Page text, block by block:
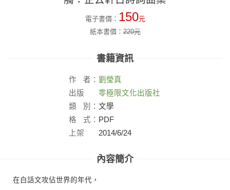
電子書價： 150元
紙本書價：220元
書籍資訊
作 者： 劉瑩真
出版
社：
零極限文化出版社
類
別： 文學
格
式： PDF
上架
2014/6/24
內容簡介
在白話文攻佔世界的年代，